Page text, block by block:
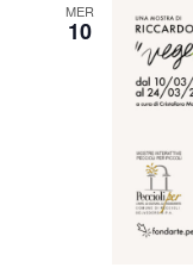
MER
10